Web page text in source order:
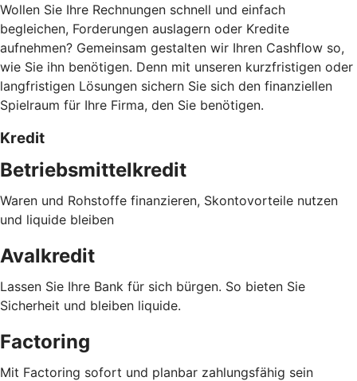
Wollen Sie Ihre Rechnungen schnell und einfach
begleichen, Forderungen auslagern oder Kredite
aufnehmen? Gemeinsam gestalten wir Ihren Cashflow so,
wie Sie ihn benötigen. Denn mit unseren kurzfristigen oder
langfristigen Lösungen sichern Sie sich den finanziellen
Spielraum für Ihre Firma, den Sie benötigen.
Kredit
Betriebsmittelkredit
Waren und Rohstoffe finanzieren, Skontovorteile nutzen
und liquide bleiben
Avalkredit
Lassen Sie Ihre Bank für sich bürgen. So bieten Sie
Sicherheit und bleiben liquide.
Factoring
Mit Factoring sofort und planbar zahlungsfähig sein